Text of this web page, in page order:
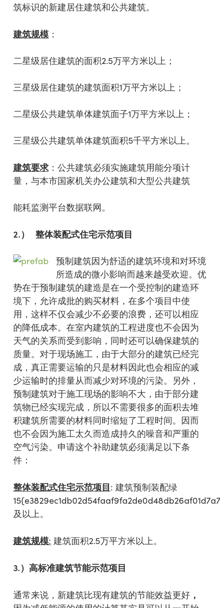
筑标识的新建居住建筑和公共建筑。
建筑规模：
二星级居住建筑的面积2.5万平方米以上；
三星级居住建筑的建筑面积1万平方米以上；
二星级公共建筑单体建筑面子1万平方米以上；
三星级公共建筑单体建筑面积5千平方米以上。
建筑要求：公共建筑必须实施建筑用能分项计
量，与本市国家机关办公建筑和大型公共建筑
能耗监测平台数据联网。
2.） 整体装配式住宅示范项目
预制建筑因为舒适的建筑环境和对环境
所造成的微小影响而越来越受欢迎。优
势在于预制建筑的建造是在一个受控制的建造环
境下，允许成批的购买材料，在多个项目中使
用，这样不仅会减少不必要的浪费，还可以相应
的降低成本。在室内建筑的工程进度也不会因为
天气的关系而受到影响，同时还可以确保建筑的
质量。对于现场施工，由于大部分的建筑已经完
成，真正需要运输的只是材料因此也会相应的减
少运输时的排量从而减少对环境的污染。另外，
预制建筑对于施工现场的影响不大，由于部分建
筑物已经实现完成，所以不需要很多的面积去堆
积建筑所需要的材料同时缩短了工程时间。因而
也不会因为施工太久而造成持久的噪音和严重的
空气污染。申请这个补助建筑必须满足以下条
件：
整体装配式住宅示范项目: 建筑预制装配绿
及以上。
建筑规模: 建筑面积2.5万平方米以上。
3.）高标准建筑节能示范项目
通常来说，新建筑比现有建筑的节能效益更好，